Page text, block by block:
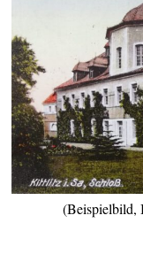
(Beispielbild,